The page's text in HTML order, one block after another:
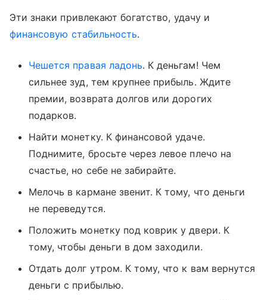
Эти знаки привлекают богатство, удачу и
финансовую стабильность.
Чешется правая ладонь. К деньгам! Чем
сильнее зуд, тем крупнее прибыль. Ждите
премии, возврата долгов или дорогих
подарков.
Найти монетку. К финансовой удаче.
Поднимите, бросьте через левое плечо на
счастье, но себе не забирайте.
Мелочь в кармане звенит. К тому, что деньги
не переведутся.
Положить монетку под коврик у двери. К
тому, чтобы деньги в дом заходили.
Отдать долг утром. К тому, что к вам вернутся
деньги с прибылью.